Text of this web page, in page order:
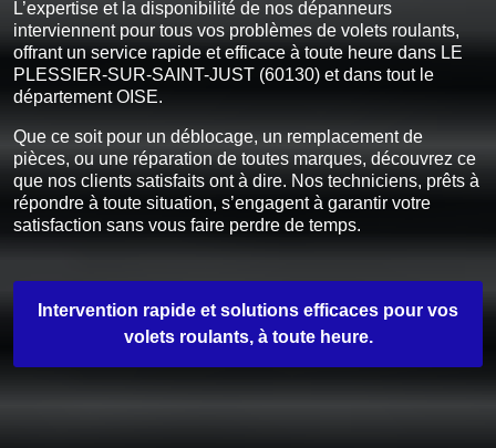
L’expertise et la disponibilité de nos dépanneurs
interviennent pour tous vos problèmes de volets roulants,
offrant un service rapide et efficace à toute heure dans LE
PLESSIER-SUR-SAINT-JUST (60130) et dans tout le
département OISE.
Que ce soit pour un déblocage, un remplacement de
pièces, ou une réparation de toutes marques, découvrez ce
que nos clients satisfaits ont à dire. Nos techniciens, prêts à
répondre à toute situation, s’engagent à garantir votre
satisfaction sans vous faire perdre de temps.
Intervention rapide et solutions efficaces pour vos
volets roulants, à toute heure.